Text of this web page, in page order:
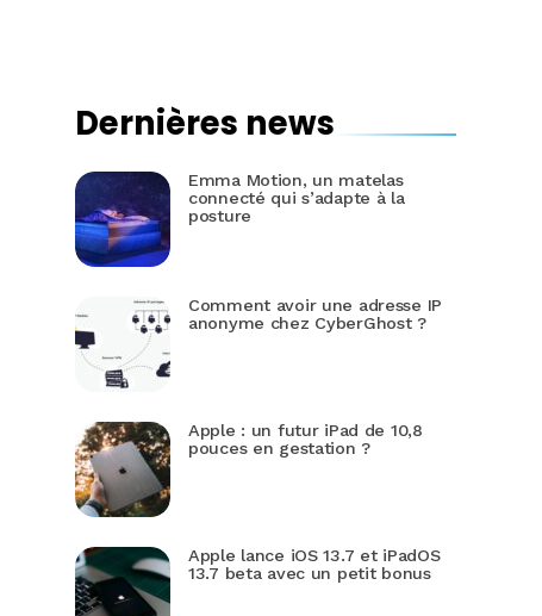
Dernières news
Emma Motion, un matelas
connecté qui s’adapte à la
posture
Comment avoir une adresse IP
anonyme chez CyberGhost ?
Apple : un futur iPad de 10,8
pouces en gestation ?
Apple lance iOS 13.7 et iPadOS
13.7 beta avec un petit bonus